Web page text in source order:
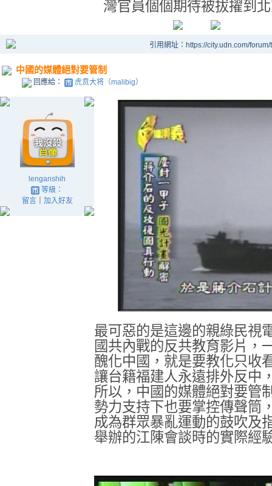
灣官員個個期待被拔擢到
引用網址：https://city.udn.com/
中國的媒體絕對要管制
回應給： 虎贲大将（malibig）
lenganshih
等級：
留言｜ 加入好友
最可惡的是這邊的親綠民視
國共內戰的反共教育影片，
醜化中國，就是要教化只收
讓台籍福建人永遠排外反中
所以，中國的媒體絕對要管
勢力支持下也要掌控傳聲筒
成為群眾暴亂運動的鼓吹及
舉辦的江陳會談時的實際經